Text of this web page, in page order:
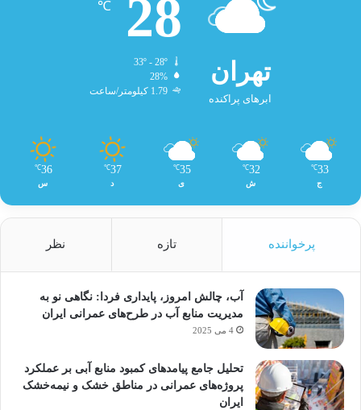
تهران
ابرهای پراکنده
28
℃
28%
1.79 کیلومتر/ساعت
33
℃
ج
32
℃
ش
35
℃
ی
37
℃
د
36
℃
س
پرخواننده تازه نظر
آب، چالش امروز، پایداری فردا: نگاهی نو به
مدیریت منابع آب در طرح‌های عمرانی ایران
4 می 2025
تحلیل جامع پیامدهای کمبود منابع آبی بر عملکرد
پروژه‌های عمرانی در مناطق خشک و نیمه‌خشک
ایران